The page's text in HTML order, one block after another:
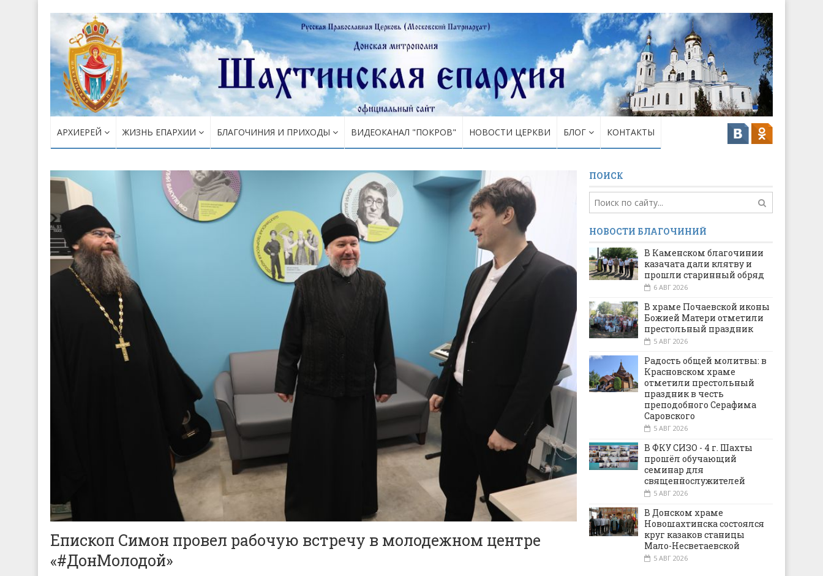
АРХИЕРЕЙ ЖИЗНЬ ЕПАРХИИ БЛАГОЧИНИЯ И ПРИХОДЫ ВИДЕОКАНАЛ "ПОКРОВ" НОВОСТИ ЦЕРКВИ БЛОГ КОНТАКТЫ
Епископ Симон провел рабочую встречу в молодежном центре
«#ДонМолодой»
ПОИСК
НОВОСТИ БЛАГОЧИНИЙ
В Каменском благочинии
казачата дали клятву и
прошли старинный обряд
6 АВГ 2026
В храме Почаевской иконы
Божией Матери отметили
престольный праздник
5 АВГ 2026
Радость общей молитвы: в
Красновском храме
отметили престольный
праздник в честь
преподобного Серафима
Саровского
5 АВГ 2026
В ФКУ СИЗО - 4 г. Шахты
прошёл обучающий
семинар для
священнослужителей
5 АВГ 2026
В Донском храме
Новошахтинска состоялся
круг казаков станицы
Мало-Несветаевской
5 АВГ 2026